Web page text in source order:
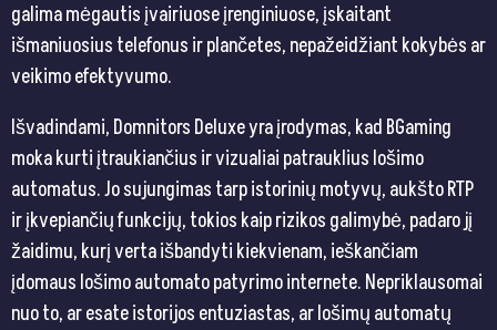
galima mėgautis įvairiuose įrenginiuose, įskaitant
išmaniuosius telefonus ir plančetes, nepažeidžiant kokybės ar
veikimo efektyvumo.
Išvadindami, Domnitors Deluxe yra įrodymas, kad BGaming
moka kurti įtraukiančius ir vizualiai patrauklius lošimo
automatus. Jo sujungimas tarp istorinių motyvų, aukšto RTP
ir įkvepiančių funkcijų, tokios kaip rizikos galimybė, padaro jį
žaidimu, kurį verta išbandyti kiekvienam, ieškančiam
įdomaus lošimo automato patyrimo internete. Nepriklausomai
nuo to, ar esate istorijos entuziastas, ar lošimų automatų